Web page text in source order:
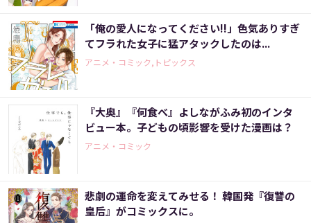
「俺の愛人になってください!!」色気ありすぎ
てフラれた女子に猛アタックしたのは...
アニメ・コミック,トピックス
『大奥』『何食べ』よしながふみ初のインタ
ビュー本。子どもの頃影響を受けた漫画は？
アニメ・コミック
悲劇の運命を変えてみせる！ 韓国発『復讐の
皇后』がコミックスに。